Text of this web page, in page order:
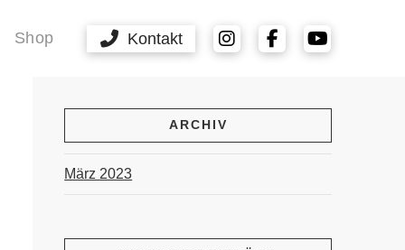
Shop Kontakt
ARCHIV
März 2023